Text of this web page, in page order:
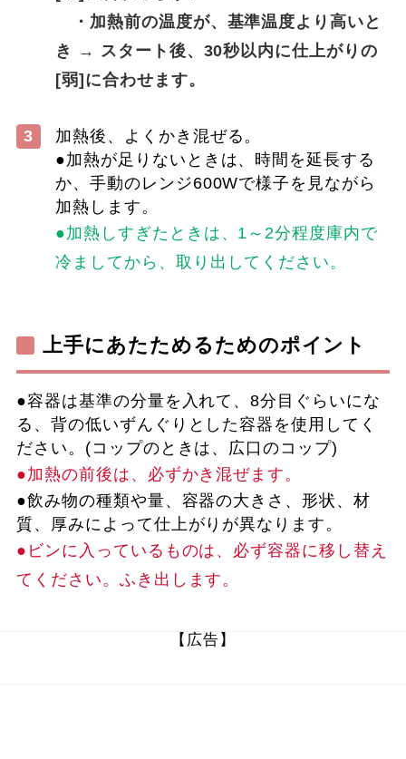
・加熱前の温度が、基準温度より高いと
き → スタート後、30秒以内に仕上がりの
[弱]に合わせます。
3
加熱後、よくかき混ぜる。
●加熱が足りないときは、時間を延長する
か、手動のレンジ600Wで様子を見ながら
加熱します。
●加熱しすぎたときは、1～2分程度庫内で
冷ましてから、取り出してください。
上手にあたためるためのポイント
●容器は基準の分量を入れて、8分目ぐらいにな
る、背の低いずんぐりとした容器を使用してく
ださい。(コップのときは、広口のコップ)
●加熱の前後は、必ずかき混ぜます。
●飲み物の種類や量、容器の大きさ、形状、材
質、厚みによって仕上がりが異なります。
●ビンに入っているものは、必ず容器に移し替え
てください。ふき出します。
【広告】